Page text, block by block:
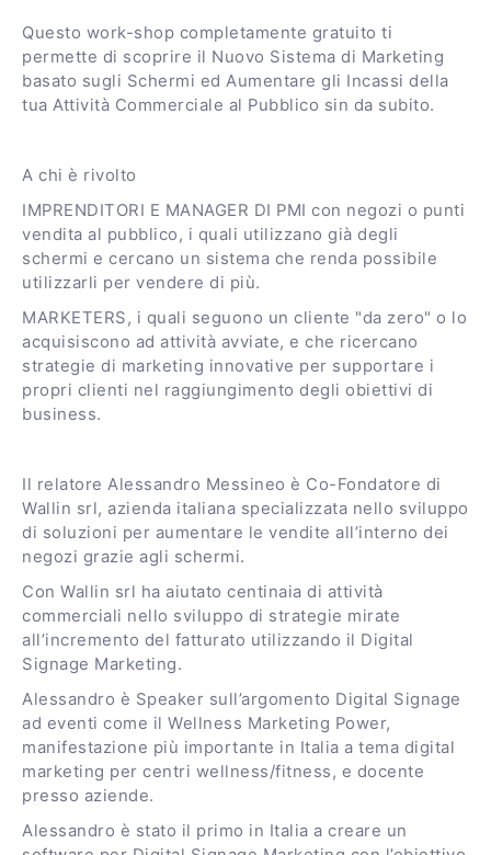
Questo work-shop completamente gratuito ti
permette di scoprire il Nuovo Sistema di Marketing
basato sugli Schermi ed Aumentare gli Incassi della
tua Attività Commerciale al Pubblico sin da subito.
A chi è rivolto
IMPRENDITORI E MANAGER DI PMI con negozi o punti
vendita al pubblico, i quali utilizzano già degli
schermi e cercano un sistema che renda possibile
utilizzarli per vendere di più.
MARKETERS, i quali seguono un cliente "da zero" o lo
acquisiscono ad attività avviate, e che ricercano
strategie di marketing innovative per supportare i
propri clienti nel raggiungimento degli obiettivi di
business.
Il relatore Alessandro Messineo è Co-Fondatore di
Wallin srl, azienda italiana specializzata nello sviluppo
di soluzioni per aumentare le vendite all’interno dei
negozi grazie agli schermi.
Con Wallin srl ha aiutato centinaia di attività
commerciali nello sviluppo di strategie mirate
all’incremento del fatturato utilizzando il Digital
Signage Marketing.
Alessandro è Speaker sull’argomento Digital Signage
ad eventi come il Wellness Marketing Power,
manifestazione più importante in Italia a tema digital
marketing per centri wellness/fitness, e docente
presso aziende.
Alessandro è stato il primo in Italia a creare un